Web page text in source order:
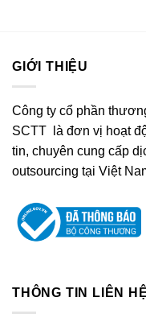
GIỚI THIỆU
Công ty cổ phần
SCTT là đơn vị hoạt
tin, chuyên cung cấp
outsourcing tại Việt
THÔNG TIN LIÊN HỆ